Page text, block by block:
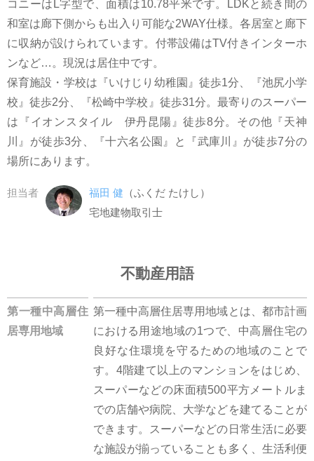
コニーはL字型で、面積は10.78平米です。LDKと続き間の
和室は廊下側からも出入り可能な2WAY仕様。各居室と廊下
に収納が設けられています。付帯設備はTV付きインターホ
ンなど…。現況は居住中です。
保育施設・学校は『いけじり幼稚園』徒歩1分、『池尻小学
校』徒歩2分、『松崎中学校』徒歩31分。最寄りのスーパー
は『イオンスタイル 伊丹昆陽』徒歩8分。その他『天神
川』が徒歩3分、『十六名公園』と『武庫川』が徒歩7分の
場所にあります。
担当者 福田 健 （ふくだ たけし）
宅地建物取引士
不動産用語
第一種中高層住
居専用地域
第一種中高層住居専用地域とは、都市計画
における用途地域の1つで、中高層住宅の
良好な住環境を守るための地域のことで
す。4階建て以上のマンションをはじめ、
スーパーなどの床面積500平方メートルま
での店舗や病院、大学などを建てることが
できます。スーパーなどの日常生活に必要
な施設が揃っていることも多く、生活利便